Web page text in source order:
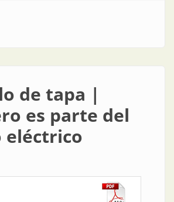
Recursos naturales | Reunión de
de tapa |
es parte del